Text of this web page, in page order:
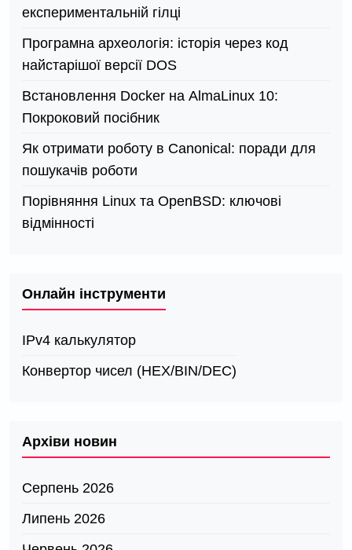
експериментальній гілці
Програмна археологія: історія через код
найстарішої версії DOS
Встановлення Docker на AlmaLinux 10:
Покроковий посібник
Як отримати роботу в Canonical: поради для
пошукачів роботи
Порівняння Linux та OpenBSD: ключові
відмінності
Онлайн інструменти
IPv4 калькулятор
Конвертор чисел (HEX/BIN/DEC)
Архіви новин
Серпень 2026
Липень 2026